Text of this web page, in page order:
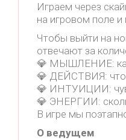
Играем через
на игровом поле
Чтобы выйти на
отвечают за
💎 МЫШЛЕНИЕ:
💎 ДЕЙСТВИЯ: что
💎 ИНТУИЦИИ:
💎 ЭНЕРГИИ:
В игре мы
О ведущем